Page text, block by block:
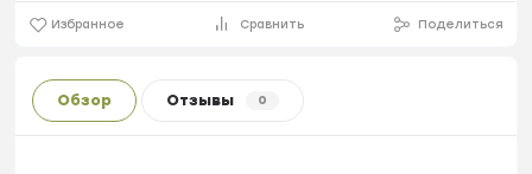
Избранное Сравнить Поделиться
Обзор Отзывы 0